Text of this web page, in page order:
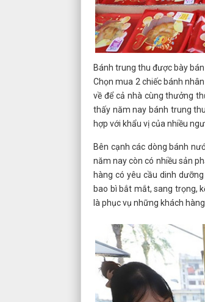
Bánh trung thu được bày
Chọn mua 2 chiếc bánh
về để cả nhà cùng thưởng
thấy năm nay bánh trung
hợp với khẩu vị của nhiều
Bên cạnh các dòng bánh
năm nay còn có nhiều sản
hàng có yêu cầu dinh
bao bì bắt mắt, sang trọng,
là phục vụ những khách